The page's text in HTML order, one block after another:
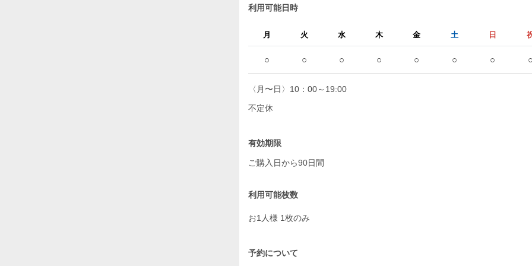
利用可能日時
月 火 水 木 金 土 日
○ ○ ○ ○ ○ ○ ○
〈月〜日〉10：00～19:00
不定休
有効期限
ご購入日から90日間
利用可能枚数
お1人様 1枚のみ
予約について